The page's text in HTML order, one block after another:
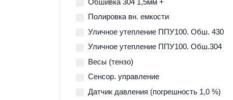
Полировка вн. емкости
Уличное утепление ППУ100. Обш. 430
Уличное утепление ППУ100. Обш.304
Весы (тензо)
Сенсор. управление
Датчик давления (погрешность 1,0 %)